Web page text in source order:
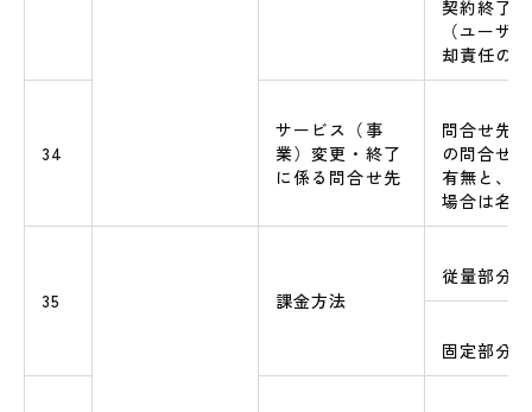
契約終了
（ユーザ
却責任の
34
サービス（事
業）変更・終了
に係る問合せ先
問合せ先
の問合せ
有無と、
場合は名
35 課金方法
従量部分
固定部分